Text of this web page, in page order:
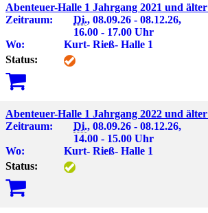
Abenteuer-Halle 1 Jahrgang 2021 und älter
Zeitraum:
Di., 08.09.26 - 08.12.26,
16.00 - 17.00 Uhr
Wo:
Kurt- Rieß- Halle 1
Status:
Abenteuer-Halle 1 Jahrgang 2022 und älter
Zeitraum:
Di., 08.09.26 - 08.12.26,
14.00 - 15.00 Uhr
Wo:
Kurt- Rieß- Halle 1
Status: